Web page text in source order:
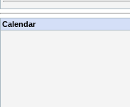
Calendar